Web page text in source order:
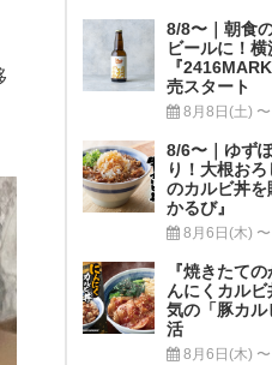
8/8〜｜朝食
ビールに！横
『
売スタート
8月8日(土) 〜
8/6〜｜ゆず
り！大根お
のカルビ丼
かるび』
8月6日(木) 〜
『焼きたて
んにくカル
気の「豚カル
活
8月6日(木) 〜